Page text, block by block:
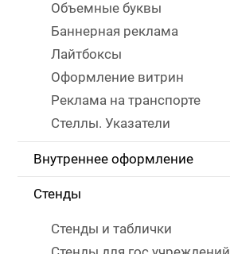
Объемные буквы
Баннерная реклама
Лайтбоксы
Оформление витрин
Реклама на транспорте
Стеллы. Указатели
Внутреннее оформление
Стенды
Стенды и таблички